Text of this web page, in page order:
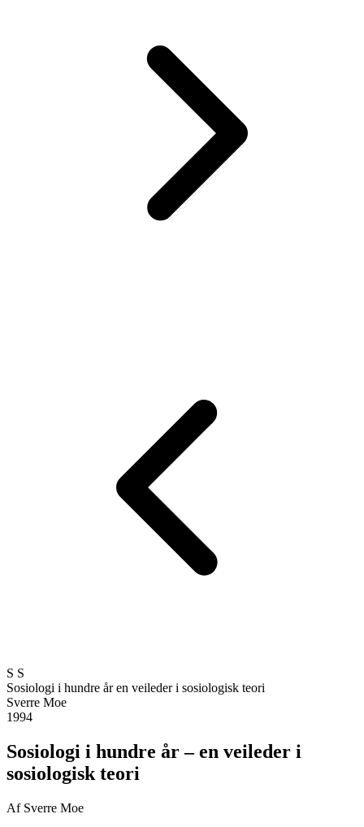
S S
Sosiologi i hundre år en veileder i sosiologisk teori
Sverre Moe
1994
Sosiologi i hundre år– en veileder i
sosiologisk teori
Af Sverre Moe